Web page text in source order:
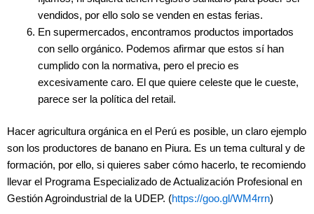
vendidos, por ello solo se venden en estas ferias.
En supermercados, encontramos productos importados
con sello orgánico. Podemos afirmar que estos sí han
cumplido con la normativa, pero el precio es
excesivamente caro. El que quiere celeste que le cueste,
parece ser la política del retail.
Hacer agricultura orgánica en el Perú es posible, un claro ejemplo
son los productores de banano en Piura. Es un tema cultural y de
formación, por ello, si quieres saber cómo hacerlo, te recomiendo
llevar el Programa Especializado de Actualización Profesional en
Gestión Agroindustrial de la UDEP. (https://goo.gl/WM4rrn)